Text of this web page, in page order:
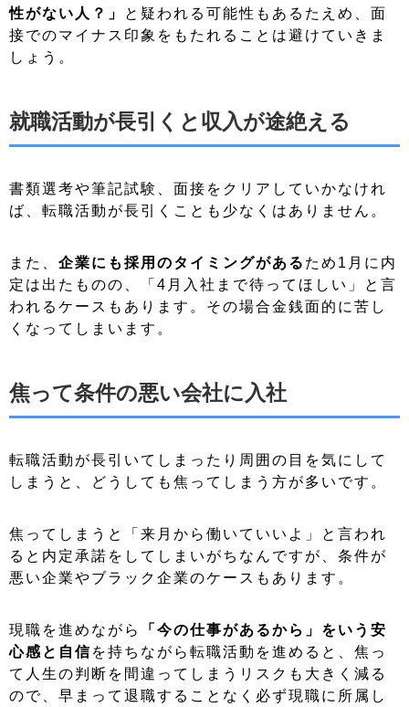
性がない人？」
と疑われる可能性もあるたえめ、面
接でのマイナス印象をもたれることは避けていきま
しょう。
就職活動が長引くと収入が途絶える
書類選考や筆記試験、面接をクリアしていかなけれ
ば、転職活動が長引くことも少なくはありません。
また、 企業にも採用のタイミングがある ため1月に内
定は出たものの、「4月入社まで待ってほしい」と言
われるケースもあります。その場合金銭面的に苦し
くなってしまいます。
焦って条件の悪い会社に入社
転職活動が長引いてしまったり周囲の目を気にして
しまうと、どうしても焦ってしまう方が多いです。
焦ってしまうと「来月から働いていいよ」と言われ
ると内定承諾をしてしまいがちなんですが、条件が
悪い企業やブラック企業のケースもあります。
現職を進めながら
「今の仕事があるから」をいう安
心感と自信を持ちながら転職活動を進めると、焦っ
て人生の判断を間違ってしまうリスクも大きく減る
ので、早まって退職することなく必ず現職に所属し